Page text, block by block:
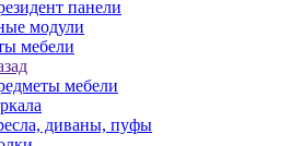
панели
модули
мебели
мебели
диваны, пуфы